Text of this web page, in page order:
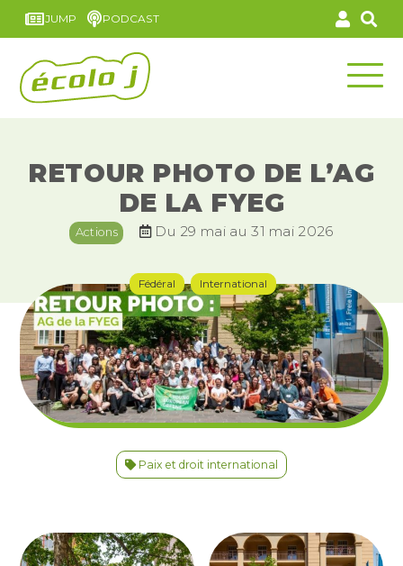
JUMP PODCAST
RETOUR PHOTO DE L’AG
DE LA FYEG
Actions Du 29 mai au 31 mai 2026
Fédéral International
Paix et droit international